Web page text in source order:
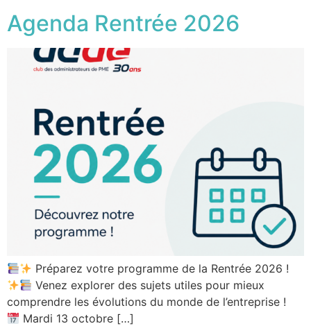
Agenda Rentrée 2026
Préparez votre programme de la Rentrée 2026 !
Venez explorer des sujets utiles pour mieux
comprendre les évolutions du monde de l’entreprise !
Mardi 13 octobre […]